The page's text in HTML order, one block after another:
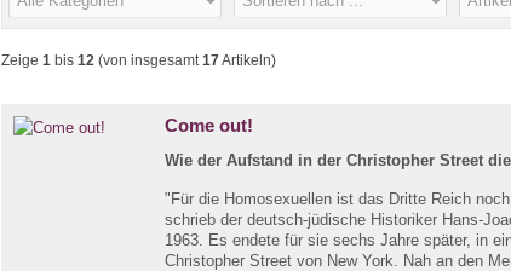
Zeige 1 bis 12 (von insgesamt17Artikeln)
Come out!
Wie der Aufstand in der Christopher Street
"Für die Homosexuellen ist das Dritte Reich
schrieb der deutsch-jüdische Historiker Hans-
1963. Es endete für sie sechs Jahre später, in
Christopher Street von New York. Nah an den